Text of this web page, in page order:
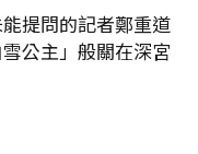
提問的記者鄭重道
公主」般關在深宮